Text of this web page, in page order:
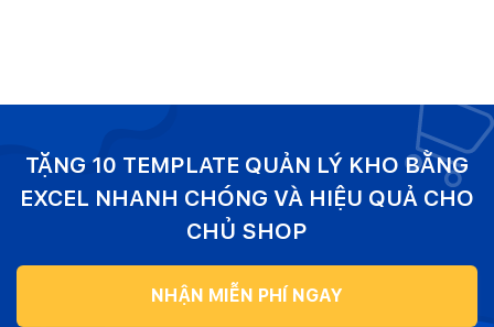
TẶNG 10 TEMPLATE QUẢN LÝ KHO BẰNG
EXCEL NHANH CHÓNG VÀ HIỆU QUẢ CHO
CHỦ SHOP
NHẬN MIỄN PHÍ NGAY